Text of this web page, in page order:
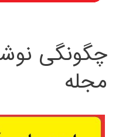
چگونگی
مجله